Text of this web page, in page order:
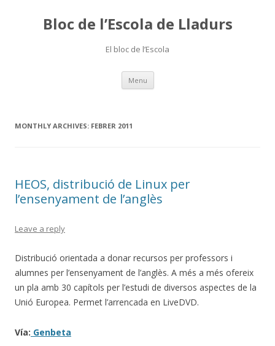
Bloc de l’Escola de Lladurs
El bloc de l’Escola
Menu Skip
content
MONTHLY ARCHIVES: FEBRER 2011
HEOS, distribució de Linux per
l’ensenyament de l’anglès
Leave a reply
Distribució orientada a donar recursos per professors i
alumnes per l’ensenyament de l’anglès. A més a més ofereix
un pla amb 30 capítols per l’estudi de diversos aspectes de la
Unió Europea. Permet l’arrencada en LiveDVD.
Vía: Genbeta